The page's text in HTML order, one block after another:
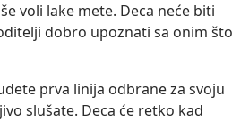
voli lake mete. Deca neće biti
dobro upoznati sa onim što
prva linija odbrane za svoju
slušate. Deca će retko kad